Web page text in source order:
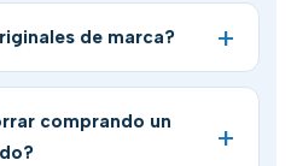
de marca?
comprando un